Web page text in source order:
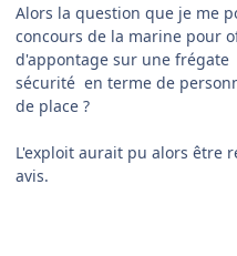
Alors la question que je me
concours de la marine pour
d'appontage sur une
sécurité en terme de
de place ?
L'exploit aurait pu alors être
avis.